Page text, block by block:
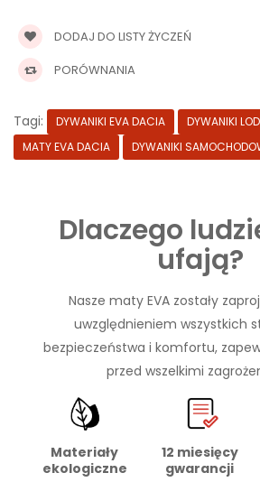
DODAJ DO LISTY ŻYCZEŃ
PORÓWNANIA
Tagi: DYWANIKI EVA DACIA
DYWANIKI
MATY EVA DACIA
DYWANIKI
Dlaczego
ufają?
Nasze maty EVA zostały
uwzględnieniem wszystkich
bezpieczeństwa i komfortu,
przed wszelkimi
Materiały
ekologiczne
12 miesięcy
gwarancji